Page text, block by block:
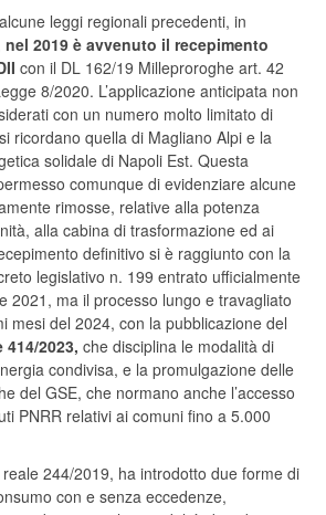
leggi regionali precedenti, in
nel 2019 è avvenuto il recepimento
con il DL 162/19 Milleproroghe art. 42
8/2020. L’applicazione anticipata non
con un numero molto limitato di
ricordano quella di Magliano Alpi e la
solidale di Napoli Est. Questa
comunque di evidenziare alcune
rimosse, relative alla potenza
alla cabina di trasformazione ed ai
definitivo si è raggiunto con la
legislativo n. 199 entrato ufficialmente
2021, ma il processo lungo e travagliato
mesi del 2024, con la pubblicazione del
2023, che disciplina le modalità di
condivisa, e la promulgazione delle
del GSE, che normano anche l’accesso
PNRR relativi ai comuni fino a 5.000
244/2019, ha introdotto due forme di
con e senza eccedenze,